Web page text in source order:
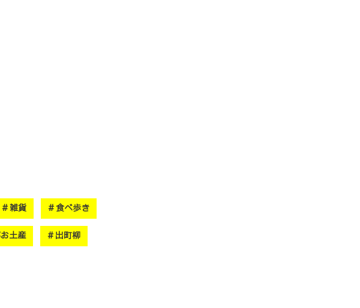
雑貨 食べ歩き
土産 出町柳